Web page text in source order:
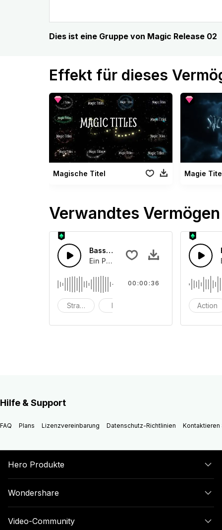
Dies ist eine Gruppe von Magic Release 02
Effekt für dieses
Magische Titel Magie
Verwandtes Vermögen
Basslastige Zukunft
Ein Pop-Piano mit Schlagzeug, das
Strand hell
00:00:36
Action
Hilfe & Support
FAQ Plans Lizenzvereinbarung Datenschutz-Richtlinien Kontaktieren
Hero Produkte
Wondershare
Video-Community